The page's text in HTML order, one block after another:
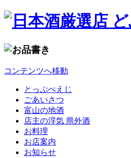
コンテンツへ移動
とっぷぺえじ
ごあいさつ
富山の地酒
店主の浮気 県外酒
お料理
お店案内
お知らせ